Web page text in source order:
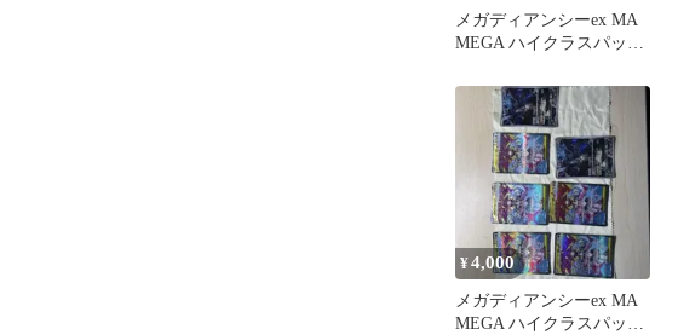
メガディアンシーex MA
MEGA ハイクラスパック
¥4,000
メガディアンシーex MA
MEGA ハイクラスパック